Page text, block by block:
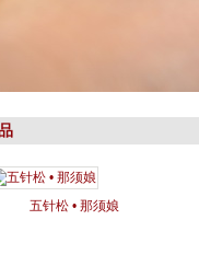
五针松 • 那须娘